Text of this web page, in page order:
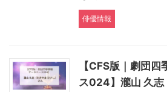
俳優情報
【CFS版｜劇団
ス024】瀧山 久志